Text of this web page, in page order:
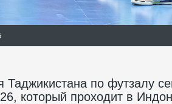
Таджикистана по футзалу
который проходит в